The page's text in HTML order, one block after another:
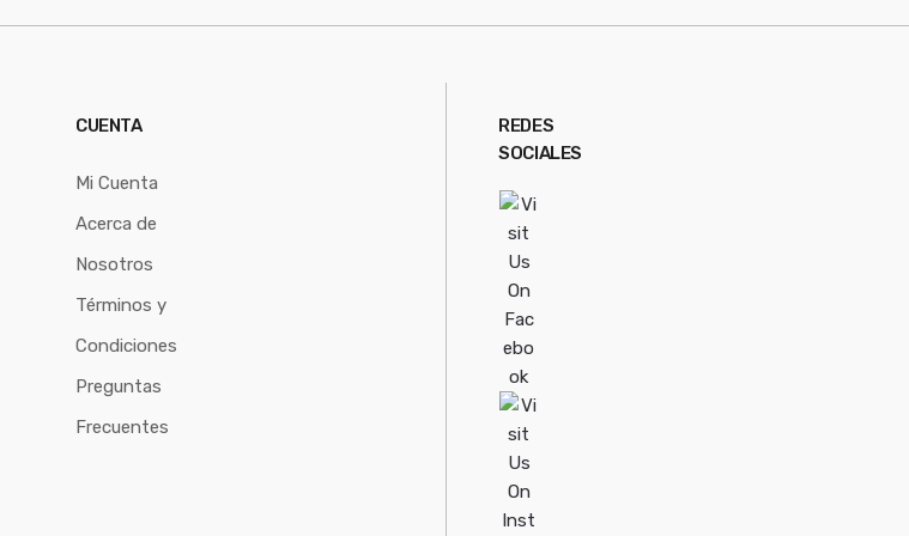
CUENTA
Mi Cuenta
Acerca de
Nosotros
Términos y
Condiciones
Preguntas
Frecuentes
REDES
SOCIALES